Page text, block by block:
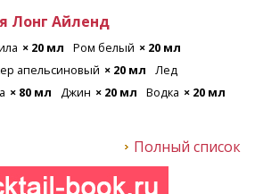
Лонг Айленд
× 20 мл Ром белый × 20 мл
апельсиновый × 20 мл
Лед
× 80 мл Джин × 20 мл Водка × 20 мл
Полный список